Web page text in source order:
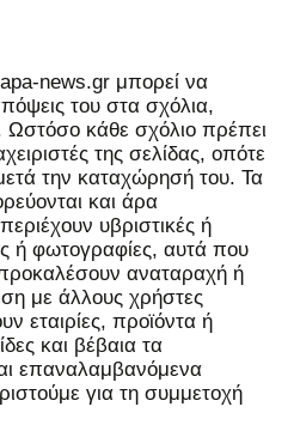
news.gr μπορεί να
του στα σχόλια,
Ωστόσο κάθε σχόλιο πρέπει
της σελίδας, οπότε
την καταχώρησή του. Τα
και άρα
υβριστικές ή
ή φωτογραφίες, αυτά που
αναταραχή ή
με άλλους χρήστες
εταιρίες, προϊόντα ή
και βέβαια τα
επαναλαμβανόμενα
για τη συμμετοχή